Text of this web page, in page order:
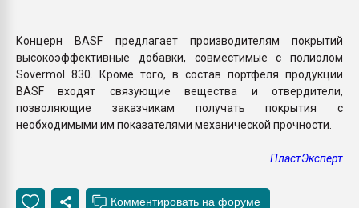
Концерн BASF предлагает производителям покрытий
высокоэффективные добавки, совместимые с полиолом
Sovermol 830. Кроме того, в состав портфеля продукции
BASF входят связующие вещества и отвердители,
позволяющие заказчикам получать покрытия с
необходимыми им показателями механической прочности.
ПластЭксперт